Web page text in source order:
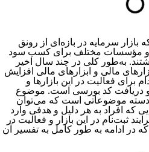
بازار سرمایه در بازه‌‌‌‌‌‌‌‌‌‌‌‌‌‌‌‌‌‌‌‌‌‌‌‌‌‌‌‌‌‌‌‌‌‌‌‌‌‌‌‌‌‌‌‌‌‌‌ای از رونق
و مؤسسات مختلف برای کسب سود
به‌‌‌‌‌‌‌‌‌‌‌‌‌‌‌‌‌‌‌‌‌‌‌‌‌‌‌‌‌‌‌‌‌‌‌‌‌‌‌‌‌‌‌‌‌‌‌طور کلی در چند سال اخیر
مالی و ابزارهای مالی افزایش
برای فعالیت در این بازارها و
و دریافت کد بورسی است. موضوع
دسته موضوعاتی است که می‌توان
که افراد به هر دلیل و هدفی وارد
ثبت‌نام در این بازار و فعالیت در
در ادامه به طور کامل به تفسیر آن